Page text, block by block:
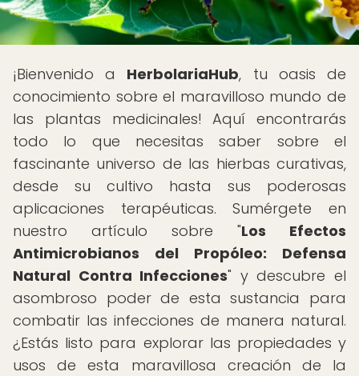
¡Bienvenido a HerbolariaHub, tu oasis de
conocimiento sobre el maravilloso mundo de
las plantas medicinales! Aquí encontrarás
todo lo que necesitas saber sobre el
fascinante universo de las hierbas curativas,
desde su cultivo hasta sus poderosas
aplicaciones terapéuticas. Sumérgete en
nuestro artículo sobre "Los Efectos
Antimicrobianos del Propóleo: Defensa
Natural Contra Infecciones" y descubre el
asombroso poder de esta sustancia para
combatir las infecciones de manera natural.
¿Estás listo para explorar las propiedades y
usos de esta maravillosa creación de la